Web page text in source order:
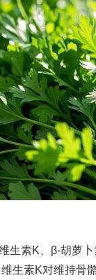
素K、β-胡萝卜
生素K对维持骨